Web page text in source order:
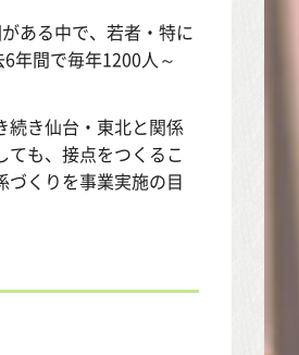
ある中で、若者・特に
年間で毎年1200人～
続き仙台・東北と関係
ても、接点をつくるこ
づくりを事業実施の目